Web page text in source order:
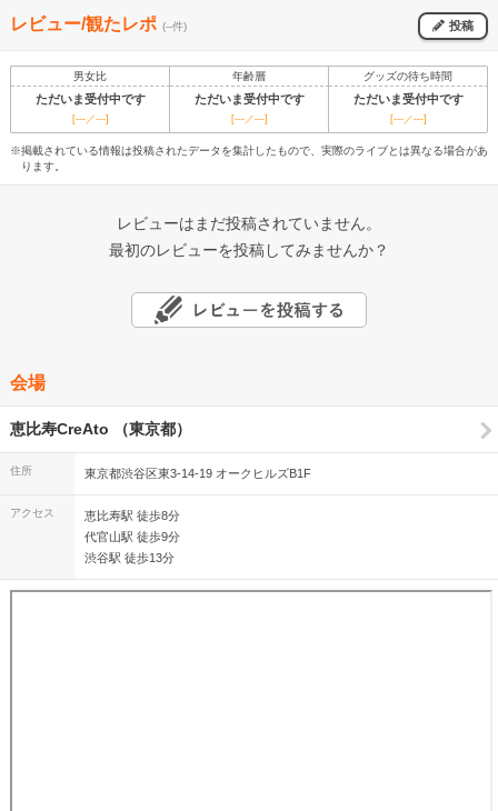
レビュー/観たレポ (--件) 投稿
男女比 年齢層 グッズの待ち時間
ただいま受付中です ただいま受付中です ただいま受付中です
[---／---] [---／---] [---／---]
※掲載されている情報は投稿されたデータを集計したもので、実際のライブとは異なる場合があ
ります。
レビューはまだ投稿されていません。
最初のレビューを投稿してみませんか？
会場
恵比寿CreAto （東京都）
住所 東京都渋谷区東3-14-19 オークヒルズB1F
アクセス
恵比寿駅 徒歩8分
代官山駅 徒歩9分
渋谷駅 徒歩13分